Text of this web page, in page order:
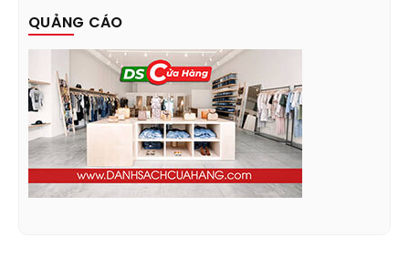
QUẢNG CÁO